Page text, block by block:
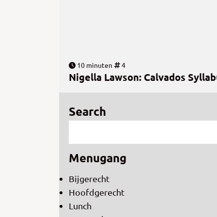
10 minuten 4
Nigella Lawson: Calvados
Search
Menugang
Bijgerecht
Hoofdgerecht
Lunch